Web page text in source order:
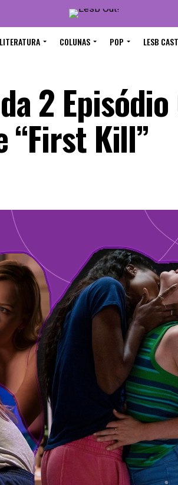
LITERATURA COLUNAS POP LESB CAST
2
“First Kill”